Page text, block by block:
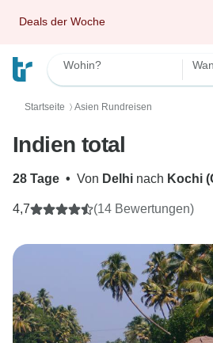
Deals der Woche
Wohin?
Startseite 〉 Asien Rundreisen
Indien total
28 Tage • Von Delhi nach Kochi
4,7 (14 Bewertungen)